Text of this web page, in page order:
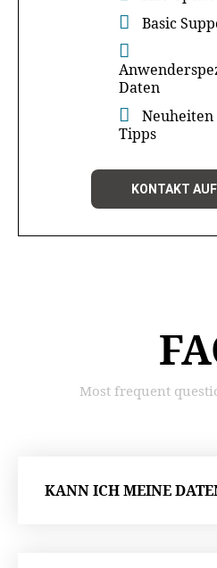
Basic
Daten
Neuheiten
Tipps
KONTAKT
Most frequent
KANN ICH MEINE